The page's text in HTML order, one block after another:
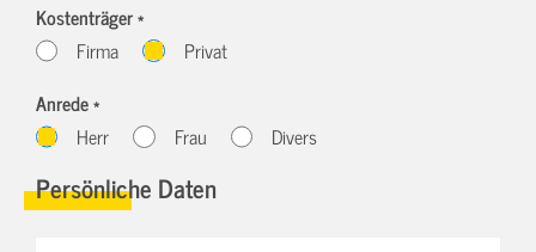
Kostenträger *
Firma
Privat
Anrede *
Herr
Frau Divers
Persönliche Daten